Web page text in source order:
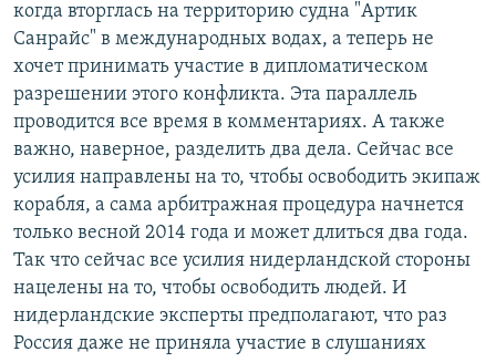
когда вторглась на территорию судна "Артик
Санрайс" в международных водах, а теперь не
хочет принимать участие в дипломатическом
разрешении этого конфликта. Эта параллель
проводится все время в комментариях. А также
важно, наверное, разделить два дела. Сейчас все
усилия направлены на то, чтобы освободить экипаж
корабля, а сама арбитражная процедура начнется
только весной 2014 года и может длиться два года.
Так что сейчас все усилия нидерландской стороны
нацелены на то, чтобы освободить людей. И
нидерландские эксперты предполагают, что раз
Россия даже не приняла участие в слушаниях